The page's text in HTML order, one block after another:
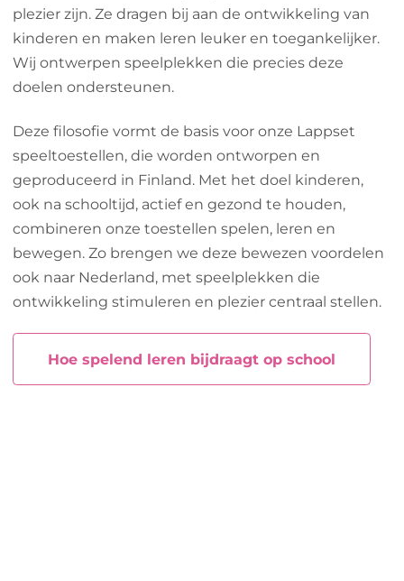
plezier zijn. Ze dragen bij aan de ontwikkeling van
kinderen en maken leren leuker en toegankelijker.
Wij ontwerpen speelplekken die precies deze
doelen ondersteunen.
Deze filosofie vormt de basis voor onze Lappset
speeltoestellen, die worden ontworpen en
geproduceerd in Finland. Met het doel kinderen,
ook na schooltijd, actief en gezond te houden,
combineren onze toestellen spelen, leren en
bewegen. Zo brengen we deze bewezen voordelen
ook naar Nederland, met speelplekken die
ontwikkeling stimuleren en plezier centraal stellen.
Hoe spelend leren bijdraagt op school